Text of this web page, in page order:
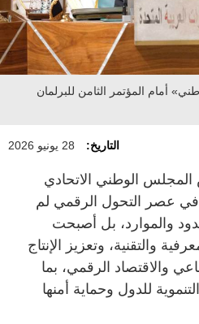
أمام المؤتمر الثامن للبرلمان
التاريخ: 28 يونيو 2026
المجلس الوطني الاتحادي
في عصر التحول الرقمي لم
والموارد، بل أصبحت
والتقنية، وتعزيز الإنتاج
والاقتصاد الرقمي، بما
للدول وحماية أمنها